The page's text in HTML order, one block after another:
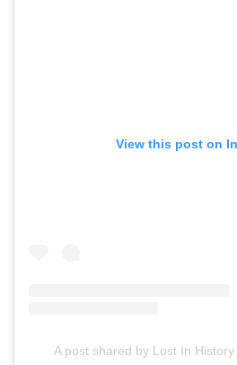
View this post on
A post shared by Lost In